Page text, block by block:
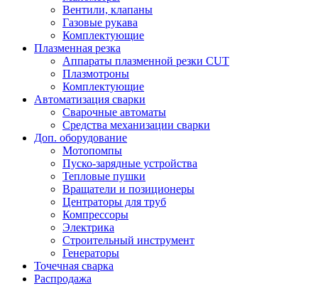
Вентили, клапаны
Газовые рукава
Комплектующие
Плазменная резка
Аппараты плазменной резки CUT
Плазмотроны
Комплектующие
Автоматизация сварки
Сварочные автоматы
Средства механизации сварки
Доп. оборудование
Мотопомпы
Пуско-зарядные устройства
Тепловые пушки
Вращатели и позиционеры
Центраторы для труб
Компрессоры
Электрика
Строительный инструмент
Генераторы
Точечная сварка
Распродажа